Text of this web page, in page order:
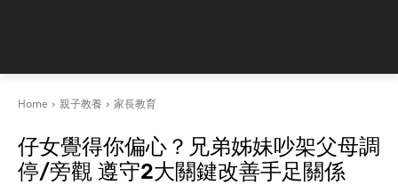
Home 親子教養 家長教育
仔女覺得你偏心？兄弟姊妹吵架父母調
停/旁觀 遵守2大關鍵改善手足關係